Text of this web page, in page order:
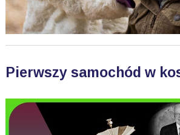
Pierwszy samochód w